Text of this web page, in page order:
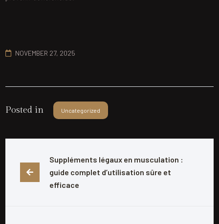
NOVEMBER 27, 2025
Posted in Uncategorized
Suppléments légaux en musculation :
guide complet d’utilisation sûre et
efficace